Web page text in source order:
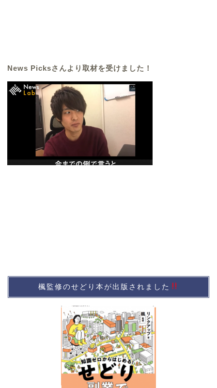
News Picksさんより取材を受けました！
楓監修のせどり本が出版されました